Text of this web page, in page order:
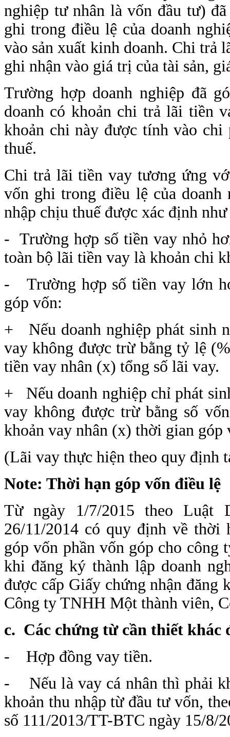
nghiệp tư nhân là vốn đầu tư)
ghi trong điều lệ của doanh
vào sản xuất kinh doanh. Chi trả
ghi nhận vào giá trị của tài sản,
Trường hợp doanh nghiệp đã
doanh có khoản chi trả lãi tiền
khoản chi này được tính vào
thuế.
Chi trả lãi tiền vay tương ứng
vốn ghi trong điều lệ của
nhập chịu thuế được xác định như
- Trường hợp số tiền vay nhỏ
toàn bộ lãi tiền vay là khoản chi
- Trường hợp số tiền vay lớn
góp vốn:
+ Nếu doanh nghiệp phát sinh
vay không được trừ bằng tỷ lệ
tiền vay nhân (x) tổng số lãi vay.
+ Nếu doanh nghiệp chỉ phát
vay không được trừ bằng số
khoản vay nhân (x) thời gian góp
(Lãi vay thực hiện theo quy định
Note: Thời hạn góp vốn điều lệ
Từ ngày 1/7/2015 theo Luật
26/11/2014 có quy định về thời
góp vốn phần vốn góp cho công
khi đăng ký thành lập doanh
được cấp Giấy chứng nhận đăng
Công ty TNHH Một thành viên,
c. Các chứng từ cần thiết khác
- Hợp đồng vay tiền.
- Nếu là vay cá nhân thì phải
khoản thu nhập từ đầu tư vốn,
số 111/2013/TT-BTC ngày 15/8/